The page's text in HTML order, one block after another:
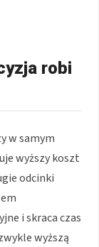
robi
w samym
wyższy koszt
odcinki
i skraca czas
wyższą